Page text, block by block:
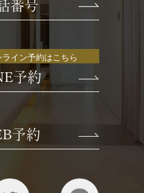
番号
イン予約はこちら
予約
予約